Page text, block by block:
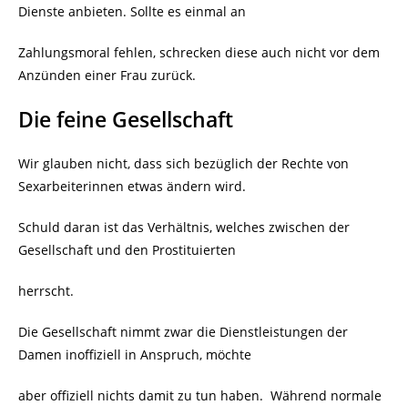
Dienste anbieten. Sollte es einmal an
Zahlungsmoral fehlen, schrecken diese auch nicht vor dem
Anzünden einer Frau zurück.
Die feine Gesellschaft
Wir glauben nicht, dass sich bezüglich der Rechte von
Sexarbeiterinnen etwas ändern wird.
Schuld daran ist das Verhältnis, welches zwischen der
Gesellschaft und den Prostituierten
herrscht.
Die Gesellschaft nimmt zwar die Dienstleistungen der
Damen inoffiziell in Anspruch, möchte
aber offiziell nichts damit zu tun haben. Während normale